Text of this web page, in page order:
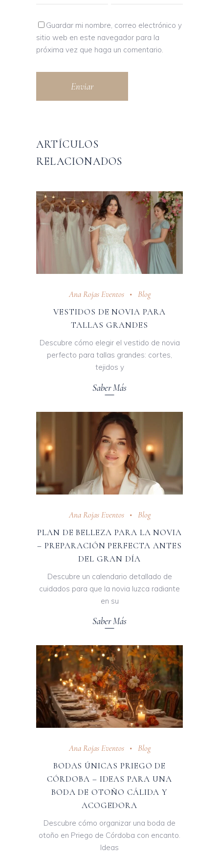
Guardar mi nombre, correo electrónico y
sitio web en este navegador para la
próxima vez que haga un comentario.
Enviar
ARTÍCULOS
RELACIONADOS
Ana Rojas Eventos
Blog
VESTIDOS DE NOVIA PARA
TALLAS GRANDES
Descubre cómo elegir el vestido de novia
perfecto para tallas grandes: cortes,
tejidos y
Saber Más
Ana Rojas Eventos
Blog
PLAN DE BELLEZA PARA LA NOVIA
– PREPARACIÓN PERFECTA ANTES
DEL GRAN DÍA
Descubre un calendario detallado de
cuidados para que la novia luzca radiante
en su
Saber Más
Ana Rojas Eventos
Blog
BODAS ÚNICAS PRIEGO DE
CÓRDOBA – IDEAS PARA UNA
BODA DE OTOÑO CÁLIDA Y
ACOGEDORA
Descubre cómo organizar una boda de
otoño en Priego de Córdoba con encanto.
Ideas